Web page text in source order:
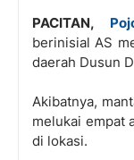
PACITAN,
berinisial AS
daerah Dusun
Akibatnya,
melukai empat
di lokasi.